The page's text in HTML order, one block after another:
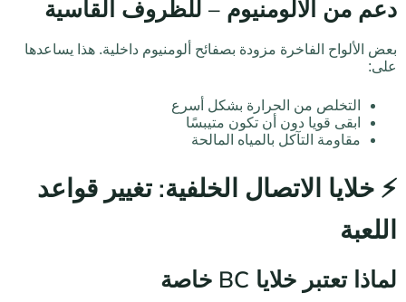
دعم من الألومنيوم – للظروف القاسية
بعض الألواح الفاخرة مزودة بصفائح ألومنيوم داخلية. هذا يساعدها
على:
التخلص من الحرارة بشكل أسرع
ابقى قويا دون أن تكون متيبسًا
مقاومة التآكل بالمياه المالحة
⚡ خلايا الاتصال الخلفية: تغيير قواعد
اللعبة
لماذا تعتبر خلايا BC خاصة